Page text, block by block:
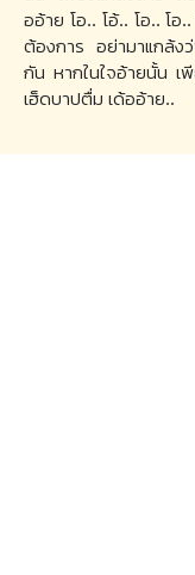
ออ้าย โอ.. โอ้.. โอ.. โ
ต้องการ อย่ามาแกล้ง
กัน หากในใจอ้ายนั้น เ
เฮ็ดบาปตื่ม เด้ออ้าย..